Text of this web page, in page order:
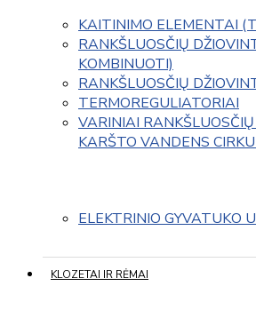
KAITINIMO ELEMENTAI
RANKŠLUOSČIŲ
KOMBINUOTI)
RANKŠLUOSČIŲ
TERMOREGULIATORIAI
VARINIAI
KARŠTO VANDENS
ELEKTRINIO GYVATUKO
KLOZETAI IR RĖMAI